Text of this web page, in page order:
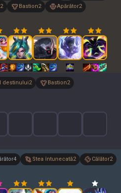
2 Bastion2 Apărător2
destinului2 Bastion2
4 Stea întunecată2 Călător2